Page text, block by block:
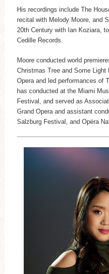
His recordings include The
recital with Melody Moore, and
20th Century with Ian Koziara,
Cedille Records.
Moore conducted world
Christmas Tree and Some Light
Opera and led performances of
has conducted at the Miami
Festival, and served as
Grand Opera and assistant
Salzburg Festival, and Opéra